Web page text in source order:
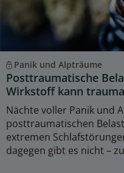
Panik und Alpträume
Posttraumatische
Wirkstoff kann
Nächte voller Panik und
posttraumatischen
extremen
dagegen gibt es nicht –